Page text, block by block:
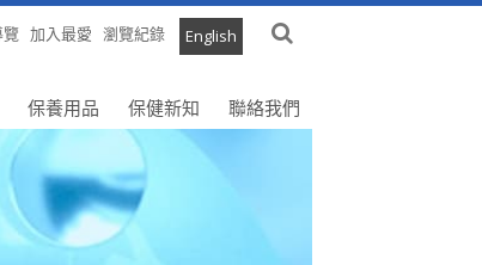
覽 加入最愛 English
瀏覽紀錄
保養用品 保健新知 聯絡我們